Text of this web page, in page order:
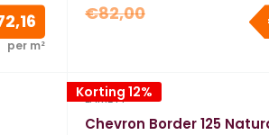
Verkoopprijs
per m²
Normale
€82,00
Korting 12%
LAMETT
Chevron Border 125